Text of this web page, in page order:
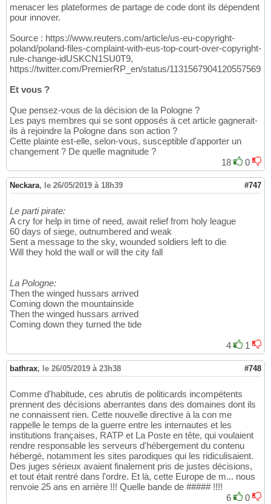
menacer les plateformes de partage de code dont ils dépendent
pour innover.
Source : https://www.reuters.com/article/us-eu-copyright-
poland/poland-files-complaint-with-eus-top-court-over-copyright-
rule-change-idUSKCN1SU0T9,
https://twitter.com/PremierRP_en/status/1131567904120557569
Et vous ?
Que pensez-vous de la décision de la Pologne ?
Les pays membres qui se sont opposés à cet article gagnerait-
ils à rejoindre la Pologne dans son action ?
Cette plainte est-elle, selon-vous, susceptible d'apporter un
changement ? De quelle magnitude ?
18
0
Neckara, le 26/05/2019 à 18h39 #747
Le parti pirate:
A cry for help in time of need, await relief from holy league
60 days of siege, outnumbered and weak
Sent a message to the sky, wounded soldiers left to die
Will they hold the wall or will the city fall
La Pologne:
Then the winged hussars arrived
Coming down the mountainside
Then the winged hussars arrived
Coming down they turned the tide
4 1
bathrax, le 26/05/2019 à 23h38 #748
Comme d'habitude, ces abrutis de politicards incompétents
prennent des décisions aberrantes dans des domaines dont ils
ne connaissent rien. Cette nouvelle directive à la con me
rappelle le temps de la guerre entre les internautes et les
institutions françaises, RATP et La Poste en tête, qui voulaient
rendre responsable les serveurs d'hébergement du contenu
hébergé, notamment les sites parodiques qui les ridiculisaient.
Des juges sérieux avaient finalement pris de justes décisions,
et tout était rentré dans l'ordre. Et là, cette Europe de m... nous
renvoie 25 ans en arrière !!! Quelle bande de ##### !!!!
6
0